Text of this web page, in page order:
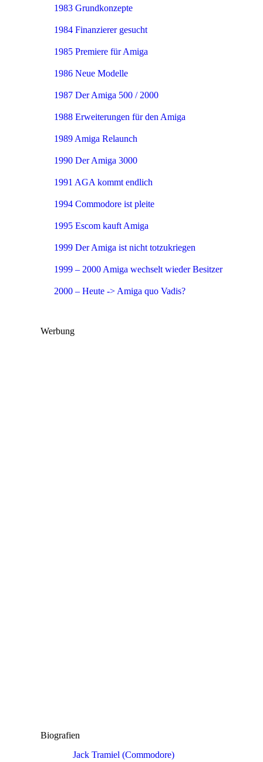
1983 Grundkonzepte
1984 Finanzierer gesucht
1985 Premiere für Amiga
1986 Neue Modelle
1987 Der Amiga 500 / 2000
1988 Erweiterungen für den Amiga
1989 Amiga Relaunch
1990 Der Amiga 3000
1991 AGA kommt endlich
1994 Commodore ist pleite
1995 Escom kauft Amiga
1999 Der Amiga ist nicht totzukriegen
1999 – 2000 Amiga wechselt wieder Besitzer
2000 – Heute -> Amiga quo Vadis?
Werbung
Biografien
Jack Tramiel (Commodore)